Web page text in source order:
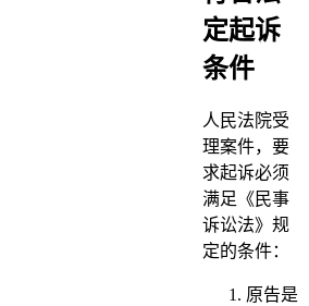
定起诉
条件
人民法院受
理案件，要
求起诉必须
满足《民事
诉讼法》规
定的条件：
原告是